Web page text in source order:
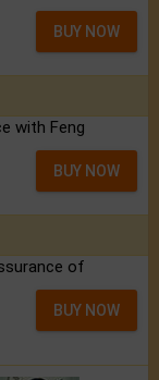
BUY NOW
with Feng
BUY NOW
of
BUY NOW